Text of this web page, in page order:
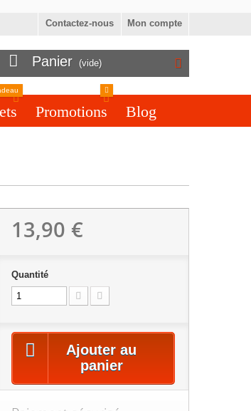
Mon compte
Contactez-nous
Panier (vide)
Promotions Blog
13,90 €
Quantité
Ajouter au
panier